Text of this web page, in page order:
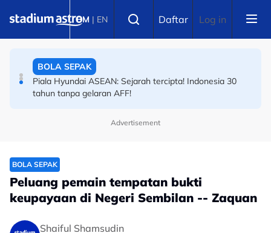
BM | EN Daftar Log in
Final Masters Korea: Eksperimen berjaya! Beregu
BOLA SEPAK
Piala Hyundai ASEAN: Sejarah tercipta! Indonesia 30
tahun tanpa gelaran AFF!
Advertisement
BOLA SEPAK
Peluang pemain tempatan bukti
keupayaan di Negeri Sembilan -- Zaquan
Shaiful Shamsudin